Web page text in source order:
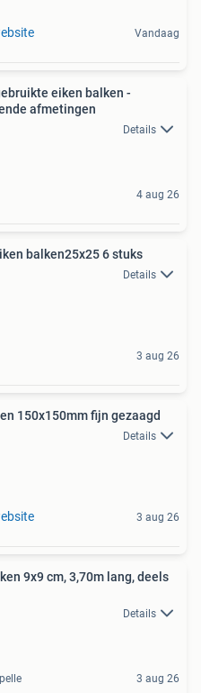
Vandaag
eiken balken -
afmetingen
Details
4 aug 26
balken25x25 6 stuks
Details
3 aug 26
150x150mm fijn gezaagd
Details
3 aug 26
9x9 cm, 3,70m lang, deels
Details
3 aug 26